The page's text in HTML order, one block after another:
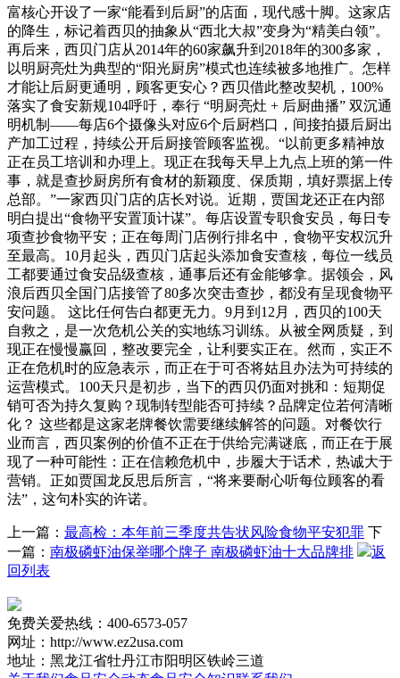
富核心开设了一家“能看到后厨”的店面，现代感十脚。这家店
的降生，标记着西贝的抽象从“西北大叔”变身为“精美白领”。
再后来，西贝门店从2014年的60家飙升到2018年的300多家，
以明厨亮灶为典型的“阳光厨房”模式也连续被多地推广。怎样
才能让后厨更通明，顾客更安心？西贝借此整改契机，100%
落实了食安新规104呼吁，奉行 “明厨亮灶 + 后厨曲播” 双沉通
明机制——每店6个摄像头对应6个后厨档口，间接拍摄后厨出
产加工过程，持续公开后厨接管顾客监视。“以前更多精神放
正在员工培训和办理上。现正在我每天早上九点上班的第一件
事，就是查抄厨房所有食材的新颖度、保质期，填好票据上传
总部。”一家西贝门店的店长对说。近期，贾国龙还正在内部
明白提出“食物平安置顶计谋”。每店设置专职食安员，每日专
项查抄食物平安；正在每周门店例行排名中，食物平安权沉升
至最高。10月起头，西贝门店起头添加食安查核，每位一线员
工都要通过食安品级查核，通事后还有金能够拿。据领会，风
浪后西贝全国门店接管了80多次突击查抄，都没有呈现食物平
安问题。 这比任何告白都更无力。9月到12月，西贝的100天
自救之，是一次危机公关的实地练习训练。从被全网质疑，到
现正在慢慢赢回，整改要完全，让利要实正在。然而，实正不
正在危机时的应急表示，而正在于可否将姑且办法为可持续的
运营模式。100天只是初步，当下的西贝仍面对挑和：短期促
销可否为持久复购？现制转型能否可持续？品牌定位若何清晰
化？ 这些都是这家老牌餐饮需要继续解答的问题。对餐饮行
业而言，西贝案例的价值不正在于供给完满谜底，而正在于展
现了一种可能性：正在信赖危机中，步履大于话术，热诚大于
营销。正如贾国龙反思后所言，“将来要耐心听每位顾客的看
法”，这句朴实的许诺。
上一篇： 最高检：本年前三季度共告状风险食物平安犯罪 下
一篇： 南极磷虾油保举哪个牌子 南极磷虾油十大品牌排
返
回列表
免费关爱热线：400-6573-057
网址：http://www.ez2usa.com
地址：黑龙江省牡丹江市阳明区铁岭三道